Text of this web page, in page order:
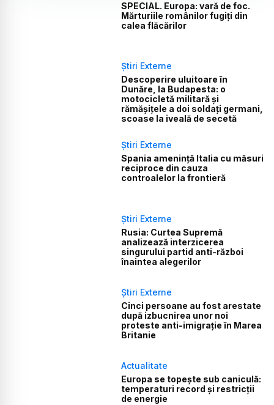
SPECIAL. Europa: vară de foc.
Mărturiile românilor fugiți din
calea flăcărilor
Știri Externe
Descoperire uluitoare în
Dunăre, la Budapesta: o
motocicletă militară și
rămășițele a doi soldați germani,
scoase la iveală de secetă
Știri Externe
Spania amenință Italia cu măsuri
reciproce din cauza
controalelor la frontieră
Știri Externe
Rusia: Curtea Supremă
analizează interzicerea
singurului partid anti-război
înaintea alegerilor
Știri Externe
Cinci persoane au fost arestate
după izbucnirea unor noi
proteste anti-imigrație în Marea
Britanie
Actualitate
Europa se topește sub caniculă:
temperaturi record și restricții
de energie